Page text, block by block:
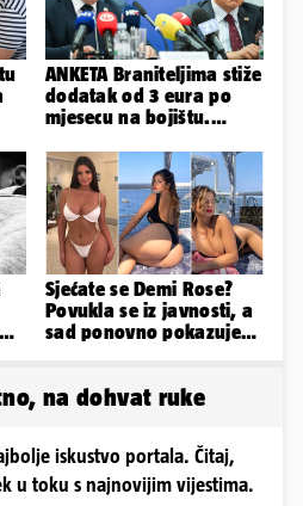
ANKETA Braniteljima stiže
dodatak od 3 eura po
mjesecu na bojištu.
Sjećate se Demi Rose?
Povukla se iz javnosti, a
sad ponovno pokazuje
na dohvat ruke
iskustvo portala. Čitaj,
u toku s najnovijim vijestima.